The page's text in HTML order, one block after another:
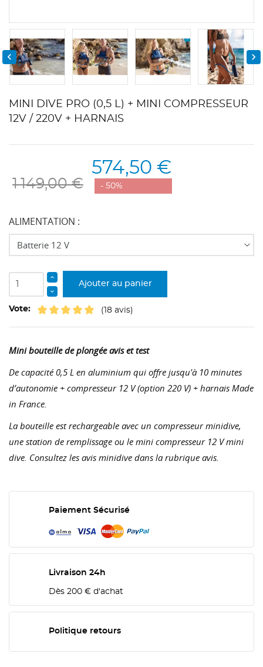
 
MINI DIVE PRO (0,5 L) + MINI COMPRESSEUR
12V / 220V + HARNAIS
1 149,00 €
574,50 €
- 50%
ALIMENTATION :
Ajouter au panier
Vote: (18 avis)
Mini bouteille de plongée avis et test
De capacité 0,5 L en aluminium qui offre jusqu'à 10 minutes
d’autonomie + compresseur 12 V (option 220 V) + harnais Made
in France.
La bouteille est rechargeable avec un compresseur minidive,
une station de remplissage ou le mini compresseur 12 V mini
dive. Consultez les avis minidive dans la rubrique avis.
Paiement Sécurisé
Livraison 24h
Dès 200 € d'achat
Politique retours